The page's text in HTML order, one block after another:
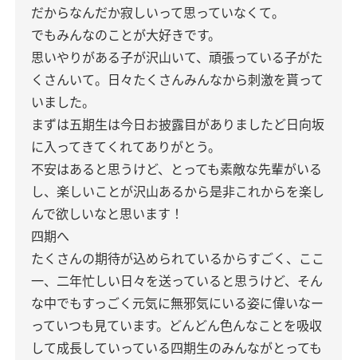
だからなんだか寂しいって思っていなくて。
でもみんなのことが大好きです。
思いやりがある子が沢山いて、頑張っている子がた
くさんいて。日々たくさんみんなから刺激を貰って
いました。
まずは五期生は今日お披露目がありましたど日向坂
に入ってきてくれてありがとう。
不安はあると思うけど、とっても素敵な先輩がいる
し、楽しいことが沢山あるから是非これからを楽し
んで欲しいなと思います！
四期へ
たくさんの期待が込められているからすごく、ここ
一、二年忙しい日々を送っていると思うけど、そん
な中でもすっごく元気に無邪気にいる姿に偉いなー
っていつも見ています。どんどん色んなことを吸収
して成長していっている四期生のみんながとっても